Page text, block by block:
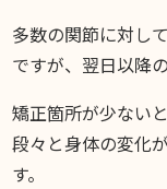
多数の関節に対し
ですが、翌日以降
矯正箇所が少ない
段々と身体の変化
す。